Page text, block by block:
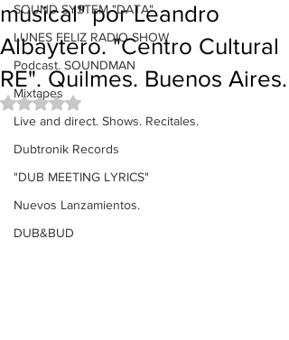
SOUND SYSTEM "DATA"
LUNES FELIZ RADIO SHOW
Podcast. SOUNDMAN
Mixtapes
Live and direct. Shows. Recitales.
Dubtronik Records
"DUB MEETING LYRICS"
Nuevos Lanzamientos.
DUB&BUD
musical" por Leandro
Albaytero. "Centro Cultural
RE". Quilmes. Buenos Aires.
Obtuvo NaN de 5 estrellas.